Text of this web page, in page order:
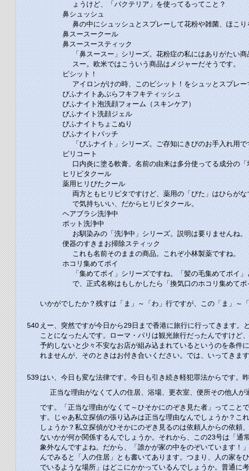
ょうけど、「バクテリア」を使ってるってこと？
鼻シュッシュ
鼻の中にシュッシュとスプレーして花粉や雑菌、ほこ
鼻スースークール
鼻スースースティック
「鼻スースー」シリーズ。花粉症の私にはありがたい
スー。欧米ではこういう商品はメジャーだそうです。
ピシット！
アイロンがけの時、このピシット！をシュッとスプレ
びふナイトあぶらフキフキティッシュ
びふナイト泡洗顔フォーム（スキンケア）
びふナイト洗顔ジェル
びふナイトちょこぬり
びふナイトパッチ
「びふナイト」シリーズ。ご存知にきびのお手入れ用
ピリコート
口内炎に塗る軟膏。名前の由来は多分使ってる成分の「
ヒリピタクール
薬用ヒリぴたクール
両方ともヒリピタですけど、薬用の「ぴた」はひらが
で気持ちいい、だからヒリピタクール。
ヘアブラシ洗浄中
ポット洗浄中
お馴染みの「洗浄中」シリーズ。説明は要りませんね。
便器のすきまお掃除スティック
これも名前そのままの商品。これぞ小林製薬ですね。
ホコリ集めてポイ
「集めてポイ」シリーズですね。「髪の毛集めてポイ
で、正式名称はもしかしたら「換気口のホコリ集めてポ
いかがでしたか？残すは「ま」～「わ」行ですが、この「ま」～
540えー、突然ですが今日から29日まで香港に旅行に行ってきます。
ことになったんです。ローマ・パリは観光旅行だったんですけど
予約しないと少々不安なお店が組み込まれているというのを条件
れませんが、そのときはお付き合いください。では、いってきま
539 はい、今日も変な法律です。今日も引き続き軽犯罪法からです。
正当な理由がなくて人の住居、浴場、更衣室、便所その他人
です。「正当な理由がなくて～ひそかにのぞき見た者」ってこと
す。じゃあ私立探偵の張り込みは正当な理由なんでしょうか？こ
しょうか？私立探偵がひそかにのぞき見るのは依頼人からの依頼
ないかが何か関係するんでしょうか。それから、この23号は「
象外なんですよね。だから、「誰かが家の中をのぞいています！
んでみると「人の住居」とも書いてあります。つまり、人の家を
でいるような場所」はどこにかかっているんでしょうか。普通に